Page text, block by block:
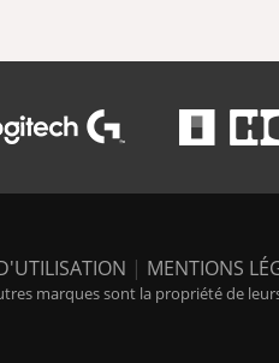
| MENTIONS
marques sont la propriété de